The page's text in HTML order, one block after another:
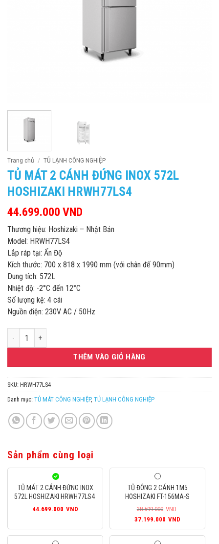
Trang chủ / TỦ LẠNH CÔNG NGHIỆP
TỦ MÁT 2 CÁNH ĐỨNG INOX 572L
HOSHIZAKI HRWH77LS4
44.699.000 VND
Thương hiệu: Hoshizaki – Nhật Bản
Model: HRWH77LS4
Lắp ráp tại: Ấn Độ
Kích thước: 700 x 818 x 1990 mm (với chân đế 90mm)
Dung tích: 572L
Nhiệt độ: -2°C đến 12°C
Số lượng kệ: 4 cái
Nguồn điện: 230V AC / 50Hz
TỦ MÁT 2 CÁNH ĐỨNG INOX 572L HOSHIZAKI HRWH77LS4 số lượng
THÊM VÀO GIỎ HÀNG
SKU: HRWH77LS4
Danh mục: TỦ MÁT CÔNG NGHIỆP, TỦ LẠNH CÔNG NGHIỆP
Sản phẩm cùng loại
TỦ MÁT 2 CÁNH ĐỨNG INOX
572L HOSHIZAKI HRWH77LS4
44.699.000 VND
TỦ ĐÔNG 2 CÁNH 1M5
HOSHIZAKI FT-156MA-S
38.599.000 VND
Giá
gốc
37.199.000 VND
hiện